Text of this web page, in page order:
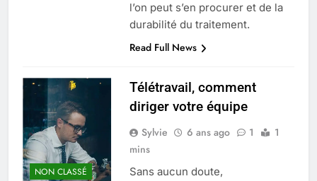
l’on peut s’en procurer et de la
durabilité du traitement.
Read Full News
NON CLASSÉ
Télétravail, comment
diriger votre équipe
Sylvie 6 ans ago 1
1
mins
Sans aucun doute,